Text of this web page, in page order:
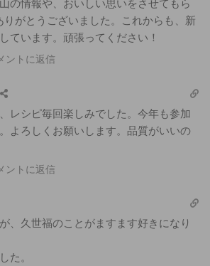
の情報や、おいしい思いをさせてもら
りがとうございました。これからも、新
ています。頑張ってください！
ントに返信
レシピ毎回楽しみでした。今年も参加
よろしくお願いします。品質がいいの
ントに返信
、久世福のことがますます好きになり
た。